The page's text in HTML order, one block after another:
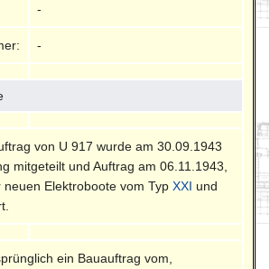
-
-
von U 917 wurde am 30.09.1943
mitgeteilt und Auftrag am 06.11.1943,
neuen Elektroboote vom TypXXI und
ein Bauauftrag vom,